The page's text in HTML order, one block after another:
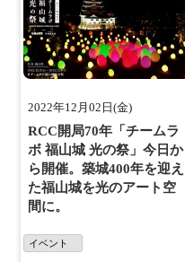
2022年12月02日(金)
RCC開局70年「チームラ
ボ 福山城 光の祭」今日か
ら開催。築城400年を迎え
た福山城を光のアート空
間に。
イベント